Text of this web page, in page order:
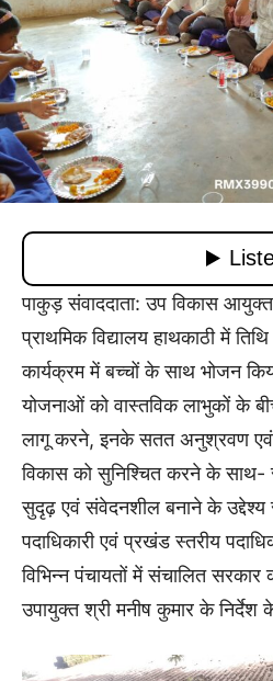
पाकुड़ संवाददाता: उप विकास
प्राथमिक विद्यालय हाथकाठी में
कार्यक्रम में बच्चों के साथ भोजन
योजनाओं को वास्तविक लाभुकों के
लागू करने, इनके सतत अनुश्रवण एवं
विकास को सुनिश्चित करने के साथ-
सुदृढ़ एवं संवेदनशील बनाने के
पदाधिकारी एवं प्रखंड स्तरीय
विभिन्न पंचायतों में संचालित सरकार
उपायुक्त श्री मनीष कुमार के